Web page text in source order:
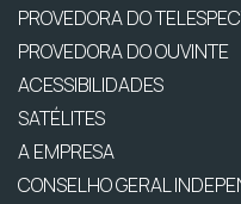
PROVEDORA DO
PROVEDORA DO OUVINTE
ACESSIBILIDADES
SATÉLITES
A EMPRESA
CONSELHO GERAL